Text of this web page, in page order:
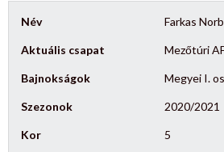
Név Farkas
Aktuális csapat Mezőtúri
Bajnokságok Megyei I.
Szezonok 2020/2021
Kor 5